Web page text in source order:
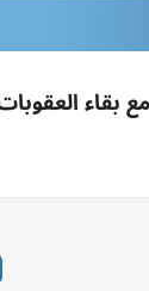
بقاء